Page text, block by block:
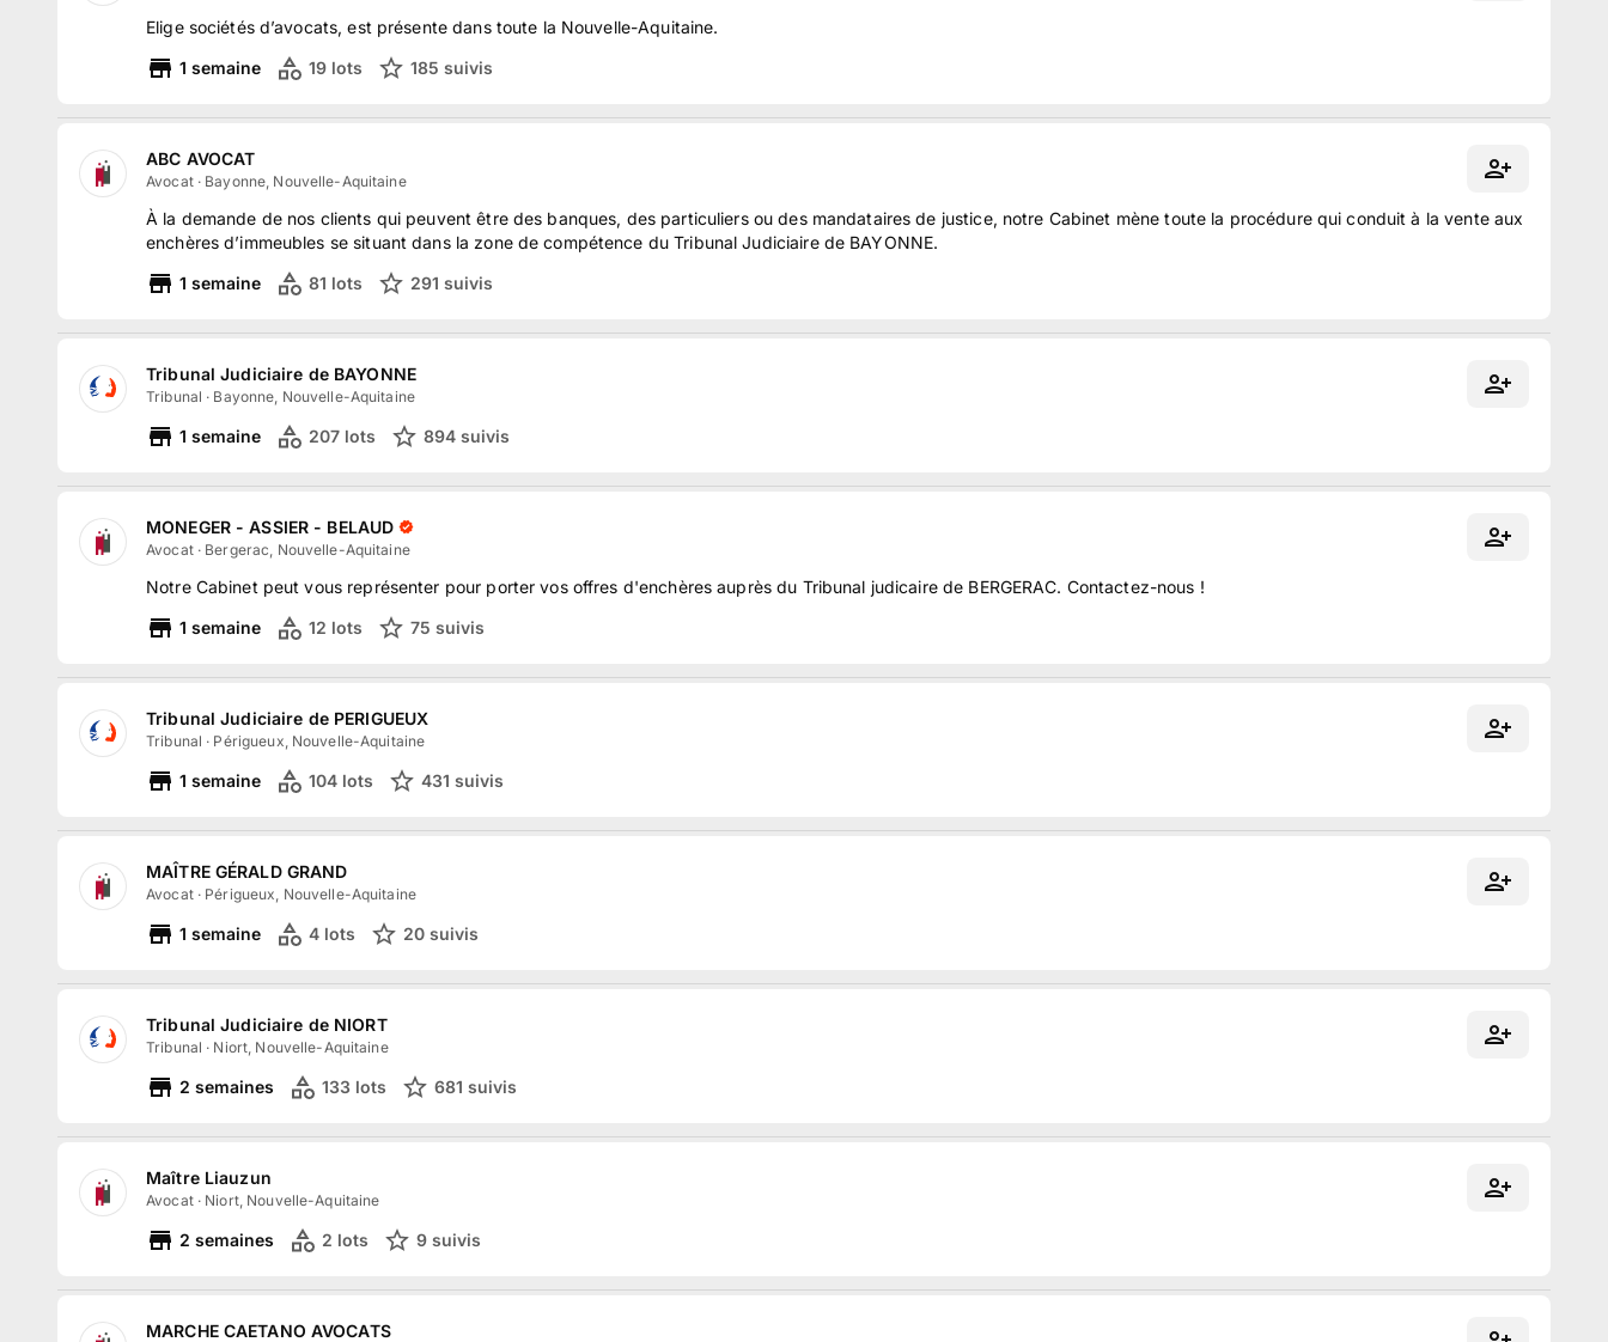
Elige sociétés d’avocats, est présente dans toute la Nouvelle-Aquitaine.
1 semaine 19 lots 185 suivis
ABC AVOCAT
Avocat· Bayonne, Nouvelle-Aquitaine
À la demande de nos clients qui peuvent être des banques, des particuliers ou des mandataires de justice, notre Cabinet mène toute la procédure qui conduit à la vente aux
enchères d’immeubles se situant dans la zone de compétence du Tribunal Judiciaire de BAYONNE.
1 semaine 81 lots 291 suivis
Tribunal Judiciaire de BAYONNE
Tribunal · Bayonne, Nouvelle-Aquitaine
1 semaine 207 lots 894 suivis
MONEGER - ASSIER - BELAUD
Avocat· Bergerac, Nouvelle-Aquitaine
Notre Cabinet peut vous représenter pour porter vos offres d'enchères auprès du Tribunal judicaire de BERGERAC. Contactez-nous !
1 semaine 12 lots 75 suivis
Tribunal Judiciaire de PERIGUEUX
Tribunal · Périgueux, Nouvelle-Aquitaine
1 semaine 104 lots 431 suivis
MAÎTRE GÉRALD GRAND
Avocat· Périgueux, Nouvelle-Aquitaine
1 semaine 4 lots 20 suivis
Tribunal Judiciaire de NIORT
Tribunal · Niort, Nouvelle-Aquitaine
2 semaines 133 lots 681 suivis
Maître Liauzun
Avocat· Niort, Nouvelle-Aquitaine
2 semaines 2 lots 9 suivis
MARCHE CAETANO AVOCATS